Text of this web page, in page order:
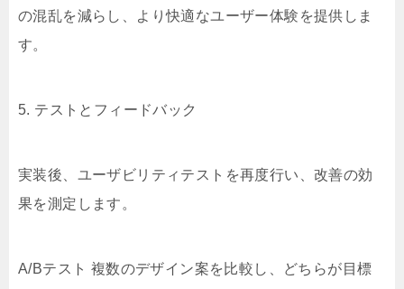
の混乱を減らし、より快適なユーザー体験を提供しま
す。
5. テストとフィードバック
実装後、ユーザビリティテストを再度行い、改善の効
果を測定します。
A/Bテスト 複数のデザイン案を比較し、どちらが目標